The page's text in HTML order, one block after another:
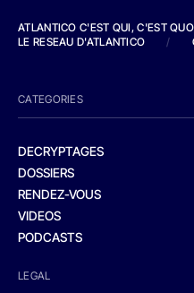
ATLANTICO C'EST QUI, C'EST
LE RESEAU D'ATLANTICO
/
CATEGORIES
DECRYPTAGES
DOSSIERS
RENDEZ-VOUS
VIDEOS
PODCASTS
LEGAL